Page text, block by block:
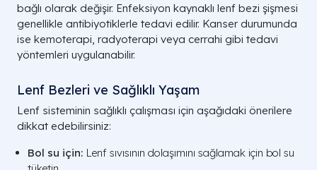
bağlı olarak değişir. Enfeksiyon kaynaklı lenf bezi şişmesi
genellikle antibiyotiklerle tedavi edilir. Kanser durumunda
ise kemoterapi, radyoterapi veya cerrahi gibi tedavi
yöntemleri uygulanabilir.
Lenf Bezleri ve Sağlıklı Yaşam
Lenf sisteminin sağlıklı çalışması için aşağıdaki önerilere
dikkat edebilirsiniz:
Bol su için: Lenf sıvısının dolaşımını sağlamak için bol su